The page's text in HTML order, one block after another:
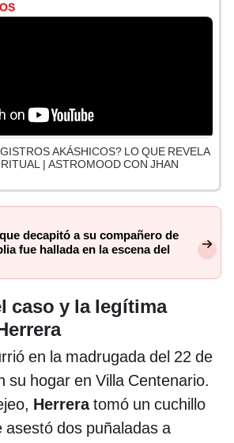
AKÁSHICOS? LO QUE REVELA
| ASTROMOOD CON JHAN
decapitó a su compañero de
fue hallada en la escena del
caso y la legítima
en la madrugada del 22 de
su hogar en Villa Centenario.
Herreratomó un cuchillo
asestó dos puñaladas a